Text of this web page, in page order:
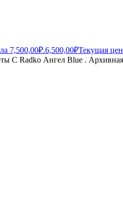
7,500,00₽.6,500,00₽Текущая
C Radko Ангел Blue .